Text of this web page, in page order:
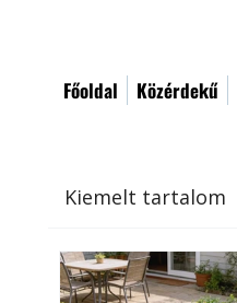
Főoldal Közérdekű
Kiemelt tartalom